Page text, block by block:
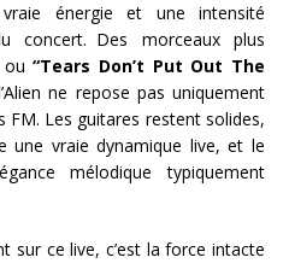
énergie et une intensité
concert. Des morceaux plus
ou“Tears Don’t Put Out The
ne repose pas uniquement
FM. Les guitares restent solides,
une vraie dynamique live, et le
mélodique typiquement
sur ce live, c’est la force intacte